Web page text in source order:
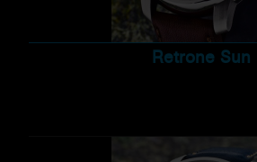
Retrone Sun